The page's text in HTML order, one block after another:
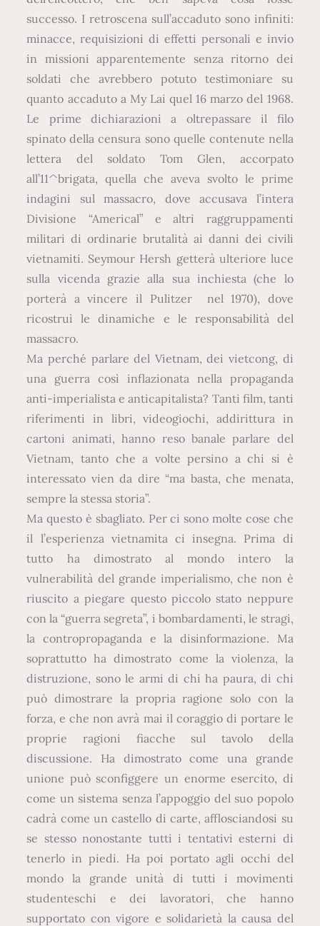
successo. I retroscena sull’accaduto sono infiniti:
minacce, requisizioni di effetti personali e invio
in missioni apparentemente senza ritorno dei
soldati che avrebbero potuto testimoniare su
quanto accaduto a My Lai quel 16 marzo del 1968.
Le prime dichiarazioni a oltrepassare il filo
spinato della censura sono quelle contenute nella
lettera del soldato Tom Glen, accorpato
all’11^brigata, quella che aveva svolto le prime
indagini sul massacro, dove accusava l’intera
Divisione “Americal” e altri raggruppamenti
militari di ordinarie brutalità ai danni dei civili
vietnamiti. Seymour Hersh getterà ulteriore luce
sulla vicenda grazie alla sua inchiesta (che lo
porterà a vincere il Pulitzer nel 1970), dove
ricostruì le dinamiche e le responsabilità del
massacro.
Ma perché parlare del Vietnam, dei vietcong, di
una guerra così inflazionata nella propaganda
anti-imperialista e anticapitalista? Tanti film, tanti
riferimenti in libri, videogiochi, addirittura in
cartoni animati, hanno reso banale parlare del
Vietnam, tanto che a volte persino a chi si è
interessato vien da dire “ma basta, che menata,
sempre la stessa storia”.
Ma questo è sbagliato. Per ci sono molte cose che
il l’esperienza vietnamita ci insegna. Prima di
tutto ha dimostrato al mondo intero la
vulnerabilità del grande imperialismo, che non è
riuscito a piegare questo piccolo stato neppure
con la “guerra segreta”, i bombardamenti, le stragi,
la contropropaganda e la disinformazione. Ma
soprattutto ha dimostrato come la violenza, la
distruzione, sono le armi di chi ha paura, di chi
può dimostrare la propria ragione solo con la
forza, e che non avrà mai il coraggio di portare le
proprie ragioni fiacche sul tavolo della
discussione. Ha dimostrato come una grande
unione può sconfiggere un enorme esercito, di
come un sistema senza l’appoggio del suo popolo
cadrà come un castello di carte, afflosciandosi su
se stesso nonostante tutti i tentativi esterni di
tenerlo in piedi. Ha poi portato agli occhi del
mondo la grande unità di tutti i movimenti
studenteschi e dei lavoratori, che hanno
supportato con vigore e solidarietà la causa del